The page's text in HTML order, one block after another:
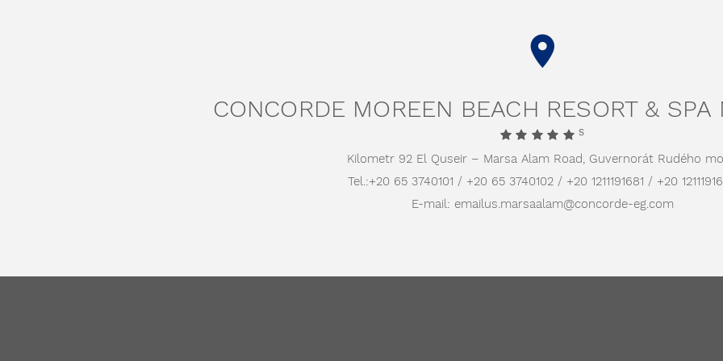
CONCORDE MOREEN BEACH RESORT & SPA
S
Kilometr 92 El Quseir – Marsa Alam Road, Guvernorát Rudého
Tel.:+20 65 3740101 / +20 65 3740102 / +20 1211191681 / +20
E-mail: emailus.marsaalam@concorde-eg.com